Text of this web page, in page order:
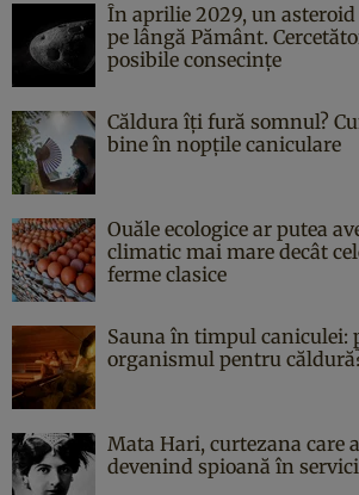
În aprilie 2029, un
pe lângă Pământ.
posibile consecințe
Căldura îți fură somnul?
bine în nopțile caniculare
Ouăle ecologice ar putea
climatic mai mare decât
ferme clasice
Sauna în timpul caniculei:
organismul pentru
Mata Hari, curtezana care
devenind spioană în